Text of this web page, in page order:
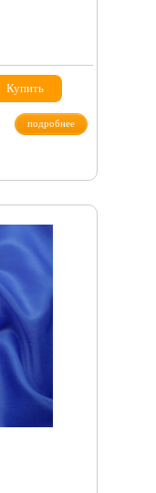
Купить
подробнее